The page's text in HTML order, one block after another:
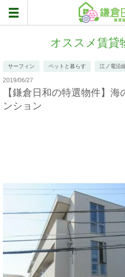
オススメ賃貸
サーフィン ペットと暮らす 江ノ電沿
2019/06/27
【鎌倉日和の特選物件】
ンション